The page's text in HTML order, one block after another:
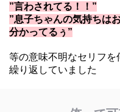
”言わされてる！！”
”息子ちゃんの気持ちは
分かってるぅ”
等の意味不明なセリフを
繰り返していました